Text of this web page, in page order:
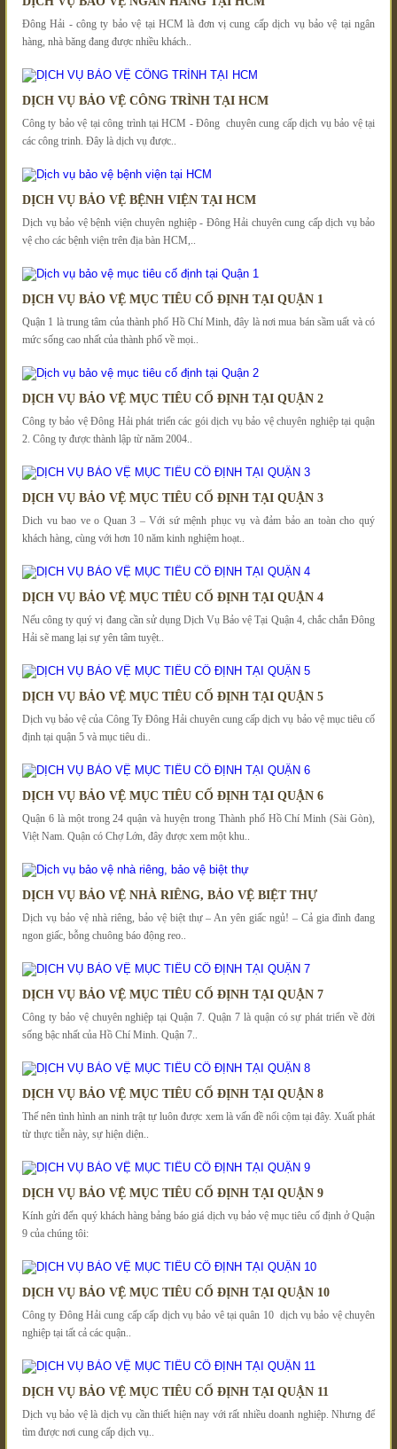
Đông Hải - công ty bảo vệ tại HCM là đơn vị cung cấp dịch vụ bảo vệ tại ngân
hàng, nhà băng đang được nhiều khách..
DỊCH VỤ BẢO VỆ CÔNG TRÌNH TẠI HCM
Công ty bảo vệ tại công trình tại HCM - Đông chuyên cung cấp dịch vụ bảo vệ tại
các công trinh. Đây là dịch vụ được..
DỊCH VỤ BẢO VỆ BỆNH VIỆN TẠI HCM
Dịch vụ bảo vệ bệnh viện chuyên nghiệp - Đông Hải chuyên cung cấp dịch vụ bảo
vệ cho các bệnh viện trên địa bàn HCM,..
DỊCH VỤ BẢO VỆ MỤC TIÊU CỐ ĐỊNH TẠI QUẬN 1
Quận 1 là trung tâm của thành phố Hồ Chí Minh, đây là nơi mua bán sầm uất và có
mức sống cao nhất của thành phố về mọi..
DỊCH VỤ BẢO VỆ MỤC TIÊU CỐ ĐỊNH TẠI QUẬN 2
Công ty bảo vệ Đông Hải phát triển các gói dịch vụ bảo vệ chuyên nghiệp tại quận
2. Công ty được thành lập từ năm 2004..
DỊCH VỤ BẢO VỆ MỤC TIÊU CỐ ĐỊNH TẠI QUẬN 3
Dich vu bao ve o Quan 3 – Với sứ mệnh phục vụ và đảm bảo an toàn cho quý
khách hàng, cùng với hơn 10 năm kinh nghiệm hoạt..
DỊCH VỤ BẢO VỆ MỤC TIÊU CỐ ĐỊNH TẠI QUẬN 4
Nếu công ty quý vị đang cần sử dụng Dịch Vụ Bảo vệ Tại Quận 4, chắc chắn Đông
Hải sẽ mang lại sự yên tâm tuyệt..
DỊCH VỤ BẢO VỆ MỤC TIÊU CỐ ĐỊNH TẠI QUẬN 5
Dịch vụ bảo vệ của Công Ty Đông Hải chuyên cung cấp dịch vụ bảo vệ mục tiêu cố
định tại quận 5 và mục tiêu di..
DỊCH VỤ BẢO VỆ MỤC TIÊU CỐ ĐỊNH TẠI QUẬN 6
Quận 6 là một trong 24 quận và huyện trong Thành phố Hồ Chí Minh (Sài Gòn),
Việt Nam. Quận có Chợ Lớn, đây được xem một khu..
DỊCH VỤ BẢO VỆ NHÀ RIÊNG, BẢO VỆ BIỆT THỰ
Dịch vụ bảo vệ nhà riêng, bảo vệ biệt thự – An yên giấc ngủ! – Cả gia đình đang
ngon giấc, bỗng chuông báo động reo..
DỊCH VỤ BẢO VỆ MỤC TIÊU CỐ ĐỊNH TẠI QUẬN 7
Công ty bảo vệ chuyên nghiệp tại Quận 7. Quận 7 là quận có sự phát triển về đời
sống bậc nhất của Hồ Chí Minh. Quận 7..
DỊCH VỤ BẢO VỆ MỤC TIÊU CỐ ĐỊNH TẠI QUẬN 8
Thế nên tình hình an ninh trật tự luôn được xem là vấn đề nổi cộm tại đây. Xuất phát
từ thực tiễn này, sự hiện diện..
DỊCH VỤ BẢO VỆ MỤC TIÊU CỐ ĐỊNH TẠI QUẬN 9
Kính gửi đến quý khách hàng bảng báo giá dịch vụ bảo vệ mục tiêu cố định ở Quận
9 của chúng tôi:
DỊCH VỤ BẢO VỆ MỤC TIÊU CỐ ĐỊNH TẠI QUẬN 10
Công ty Đông Hải cung cấp cấp dịch vụ bảo vê tại quân 10 dịch vụ bảo vệ chuyên
nghiệp tại tất cả các quận..
DỊCH VỤ BẢO VỆ MỤC TIÊU CỐ ĐỊNH TẠI QUẬN 11
Dịch vụ bảo vệ là dịch vụ cần thiết hiện nay với rất nhiều doanh nghiệp. Nhưng để
tìm được nơi cung cấp dịch vụ..